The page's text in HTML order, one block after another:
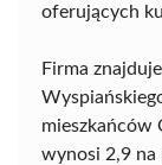
oferujących
Firma
mieszkańców
wynosi 2,9